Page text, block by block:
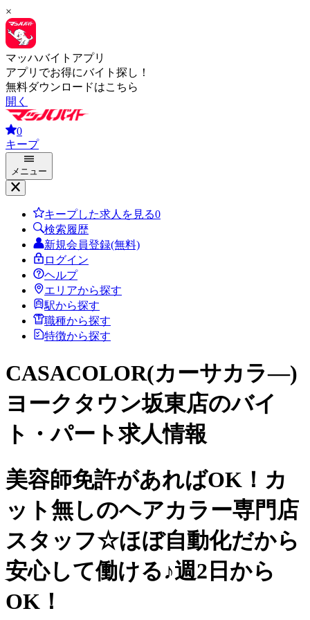
×
マッハバイトアプリ
アプリでお得にバイト探し！
無料ダウンロードはこちら
開く
0
キープ
メニュー
キープした求人を見る0
検索履歴
新規会員登録(無料)
ログイン
ヘルプ
エリアから探す
駅から探す
職種から探す
特徴から探す
CASACOLOR(カーサカラ―)
ヨークタウン坂東店のバイ
ト・パート求人情報
美容師免許があればOK！カ
ット無しのヘアカラー専門店
スタッフ☆ほぼ自動化だから
安心して働ける♪週2日から
OK！